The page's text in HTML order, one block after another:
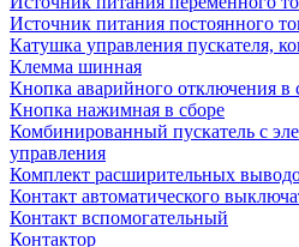
Источник питания постоянного
Катушка управления пускателя,
Клемма шинная
Кнопка аварийного отключения в
Кнопка нажимная в сборе
Комбинированный пускатель с
управления
Комплект расширительных
Контакт автоматического
Контакт вспомогательный
Контактор